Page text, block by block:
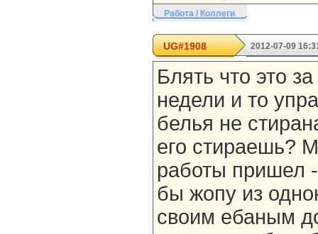
Работа / Коллеги
UG#1908 2012-07-09
Блять что это
недели и то
белья не
его стираешь?
работы пришел
бы жопу из
своим ебаным